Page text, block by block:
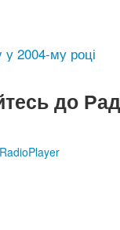
у 2004-му році
до